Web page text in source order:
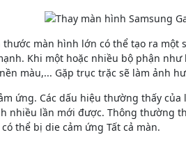
thước màn hình lớn có thể tạo ra
Khi một hoặc nhiều bộ phận
màu,... Gặp trục trặc sẽ làm ảnh
ứng. Các dấu hiệu thường thấy
nhiều lần mới được. Thông thường
thể bị die cảm ứng Tất cả màn.